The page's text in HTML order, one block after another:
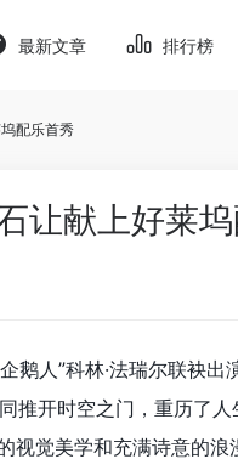
最新文章 排行榜
配乐首秀
让献上好莱
鹅人”科林·法瑞尔联袂
推开时空之门，重历了
视觉美学和充满诗意的浪